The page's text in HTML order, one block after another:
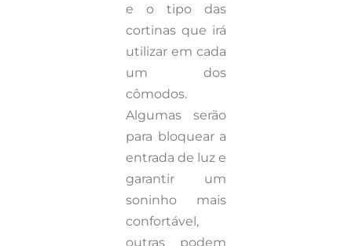
e o tipo das
cortinas que irá
utilizar em cada
um dos
cômodos.
Algumas serão
para bloquear a
entrada de luz e
garantir um
soninho mais
confortável,
outras podem